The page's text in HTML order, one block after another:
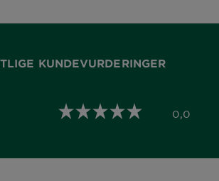
KUNDEVURDERINGER
0,0